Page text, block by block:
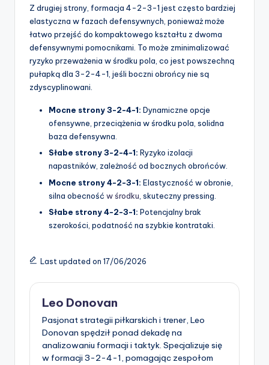
Z drugiej strony, formacja 4-2-3-1 jest często bardziej
elastyczna w fazach defensywnych, ponieważ może
łatwo przejść do kompaktowego kształtu z dwoma
defensywnymi pomocnikami. To może zminimalizować
ryzyko przeważenia w środku pola, co jest powszechną
pułapką dla 3-2-4-1, jeśli boczni obrońcy nie są
zdyscyplinowani.
Mocne strony 3-2-4-1: Dynamiczne opcje
ofensywne, przeciążenia w środku pola, solidna
baza defensywna.
Słabe strony 3-2-4-1: Ryzyko izolacji
napastników, zależność od bocznych obrońców.
Mocne strony 4-2-3-1: Elastyczność w obronie,
silna obecność w środku , skuteczny pressing.
Słabe strony 4-2-3-1: Potencjalny brak
szerokości, podatność na szybkie kontrataki.
Last updated on 17/06/2026
Leo Donovan
Pasjonat strategii piłkarskich i trener, Leo
Donovan spędził ponad dekadę na
analizowaniu formacji i taktyk. Specjalizuje się
w formacji 3-2-4-1, pomagając zespołom